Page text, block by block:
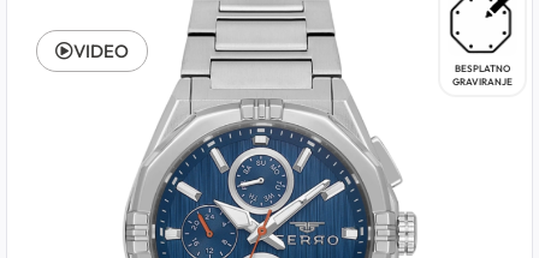
BESPLATNO
GRAVIRANJE
VIDEO